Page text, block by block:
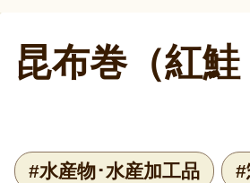
昆布巻（紅
#水産物･水産加工品 #